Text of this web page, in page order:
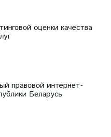
оценки качества
правовой интернет-
Беларусь